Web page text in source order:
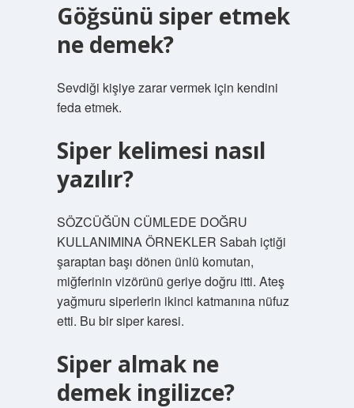
Göğsünü siper etmek
ne demek?
Sevdiği kişiye zarar vermek için kendini
feda etmek.
Siper kelimesi nasıl
yazılır?
SÖZCÜĞÜN CÜMLEDE DOĞRU
KULLANIMINA ÖRNEKLER Sabah içtiği
şaraptan başı dönen ünlü komutan,
miğferinin vizörünü geriye doğru itti. Ateş
yağmuru siperlerin ikinci katmanına nüfuz
etti. Bu bir siper karesi.
Siper almak ne
demek ingilizce?